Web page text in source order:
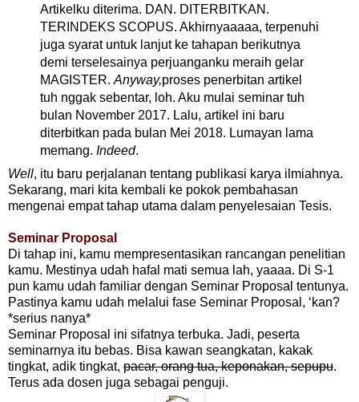
Artikelku diterima. DAN. DITERBITKAN.
TERINDEKS SCOPUS. Akhirnyaaaaa, terpenuhi
juga syarat untuk lanjut ke tahapan berikutnya
demi terselesainya perjuanganku meraih gelar
MAGISTER. Anyway,proses penerbitan artikel
tuh nggak sebentar, loh. Aku mulai seminar tuh
bulan November 2017. Lalu, artikel ini baru
diterbitkan pada bulan Mei 2018. Lumayan lama
memang. Indeed.
Well, itu baru perjalanan tentang publikasi karya ilmiahnya.
Sekarang, mari kita kembali ke pokok pembahasan
mengenai empat tahap utama dalam penyelesaian Tesis.
Seminar Proposal
Di tahap ini, kamu mempresentasikan rancangan penelitian
kamu. Mestinya udah hafal mati semua lah, yaaaa. Di S-1
pun kamu udah familiar dengan Seminar Proposal tentunya.
Pastinya kamu udah melalui fase Seminar Proposal, ‘kan?
*serius nanya*
Seminar Proposal ini sifatnya terbuka. Jadi, peserta
seminarnya itu bebas. Bisa kawan seangkatan, kakak
tingkat, adik tingkat, pacar, orang tua, keponakan, sepupu.
Terus ada dosen juga sebagai penguji.